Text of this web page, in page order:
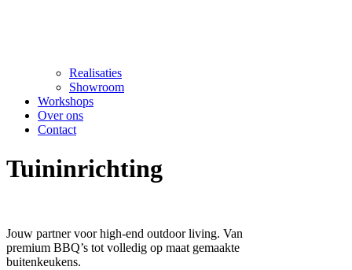
Realisaties
Showroom
Workshops
Over ons
Contact
Tuininrichting
Jouw partner voor high-end outdoor living. Van
premium BBQ’s tot volledig op maat gemaakte
buitenkeukens.